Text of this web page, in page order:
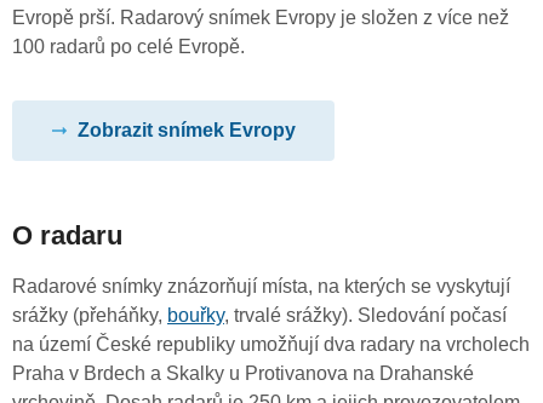
Evropě prší. Radarový snímek Evropy je složen z více než
100 radarů po celé Evropě.
Zobrazit snímek Evropy
O radaru
Radarové snímky znázorňují místa, na kterých se vyskytují
srážky (přeháňky, bouřky, trvalé srážky). Sledování počasí
na území České republiky umožňují dva radary na vrcholech
Praha v Brdech a Skalky u Protivanova na Drahanské